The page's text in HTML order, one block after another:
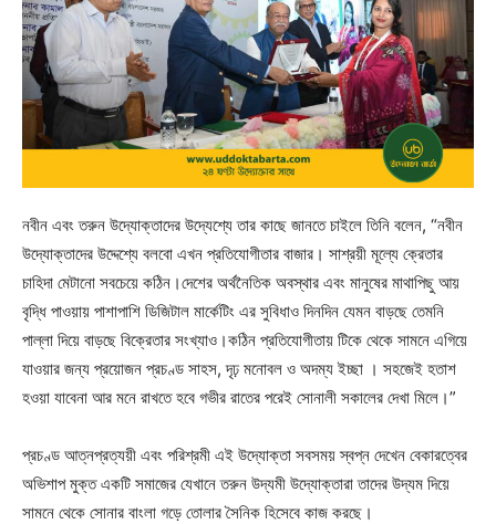
নবীন এবং তরুন উদ্যোক্তাদের উদ্যেশ্যে তার কাছে জানতে চাইলে তিনি বলেন, “নবীন
উদ্যোক্তাদের উদ্দেশ্যে বলবো এখন প্রতিযোগীতার বাজার। সাশ্রয়ী মূল্যে ক্রেতার
চাহিদা মেটানো সবচেয়ে কঠিন।দেশের অর্থনৈতিক অবস্থার এবং মানুষের মাথাপিছু আয়
বৃদ্ধি পাওয়ায় পাশাপাশি ডিজিটাল মার্কেটিং এর সুবিধাও দিনদিন যেমন বাড়ছে তেমনি
পাল্লা দিয়ে বাড়ছে বিক্রেতার সংখ্যাও।কঠিন প্রতিযোগীতায় টিকে থেকে সামনে এগিয়ে
যাওয়ার জন্য প্রয়োজন প্রচণ্ড সাহস, দৃঢ় মনোবল ও অদম্য ইচ্ছা । সহজেই হতাশ
হওয়া যাবেনা আর মনে রাখতে হবে গভীর রাতের পরেই সোনালী সকালের দেখা মিলে।”
প্রচণ্ড আত্নপ্রত্যয়ী এবং পরিশ্রমী এই উদ্যোক্তা সবসময় স্বপ্ন দেখেন বেকারত্বের
অভিশাপ মুক্ত একটি সমাজের যেখানে তরুন উদ্যমী উদ্যোক্তারা তাদের উদ্যম দিয়ে
সামনে থেকে সোনার বাংলা গড়ে তোলার সৈনিক হিসেবে কাজ করছে।